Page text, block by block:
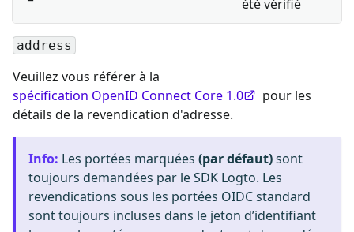
été vérifié
address
Veuillez vous référer à la
spécification OpenID Connect Core 1.0
pour les
détails de la revendication d'adresse.
Info: Les portées marquées (par défaut)sont
toujours demandées par le SDK Logto. Les
revendications sous les portées OIDC standard
sont toujours incluses dans le jeton d’identifiant